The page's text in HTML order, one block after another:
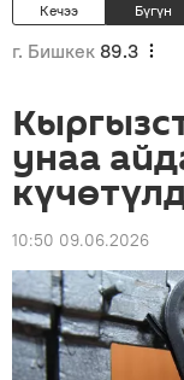
Кечээ Бүгүн
г. Бишкек 89.3
унаа
10:50 09.06.2026